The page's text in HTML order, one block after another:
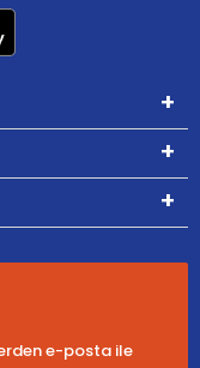
e-posta ile